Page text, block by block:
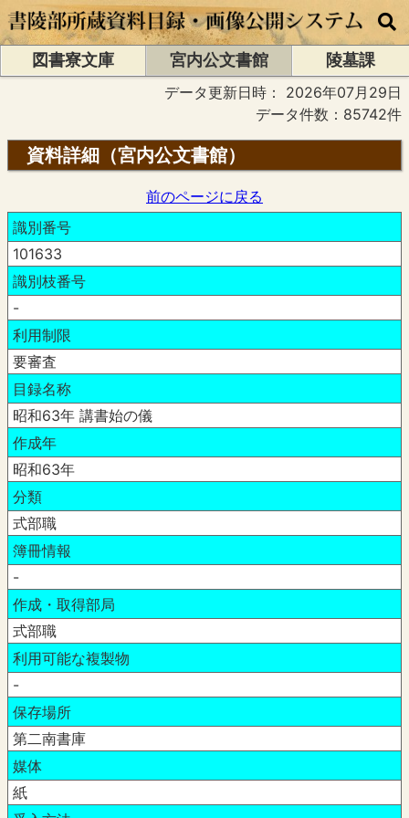
図書寮文庫 宮内公文書館
陵墓課
データ更新日時： 2026年07月29日
データ件数：85742件
資料詳細（宮内公文書館）
前のページに戻る
識別番号
101633
識別枝番号
-
利用制限
要審査
目録名称
昭和63年 講書始の儀
作成年
昭和63年
分類
式部職
簿冊情報
-
作成・取得部局
式部職
利用可能な複製物
-
保存場所
第二南書庫
媒体
紙